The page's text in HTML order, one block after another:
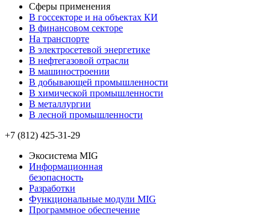
Сферы применения
В госсекторе и на объектах КИ
В финансовом секторе
На транспорте
В электросетевой энергетике
В нефтегазовой отрасли
В машиностроении
В добывающей промышленности
В химической промышленности
В металлургии
В лесной промышленности
+7 (812) 425-31-29
Экосистема MIG
Информационная
безопасность
Разработки
Функциональные модули MIG
Программное обеспечение